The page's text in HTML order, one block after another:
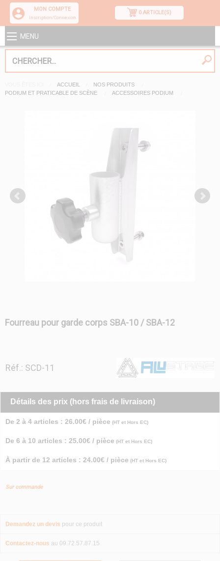
MON COMPTE
Inscription/Connexion
0 ARTICLE(S)
MENU
ACCUEIL
NOS PRODUITS
PODIUM ET PRATICABLE DE SCÈNE
ACCESSOIRES PODIUM
Fourreau pour garde corps SBA-10 / SBA-12
Réf.: SCD-11
Détails des prix (hors frais de livraison)
De 2 à 4 articles : 26.00€ / pièce (HT et Hors EC)
De 6 à 10 articles : 25.00€ / pièce (HT et Hors EC)
À partir de 12 articles : 24.00€ / pièce (HT et Hors EC)
Sur commande
Demandez un devis pour ce produit
Contactez-nous au 09.72.57.87.15